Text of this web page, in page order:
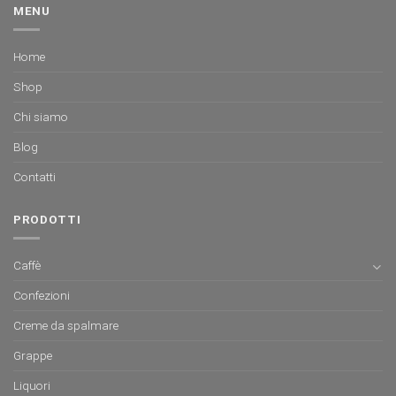
MENU
Home
Shop
Chi siamo
Blog
Contatti
PRODOTTI
Caffè
Confezioni
Creme da spalmare
Grappe
Liquori